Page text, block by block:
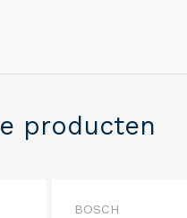
producten
BOSCH